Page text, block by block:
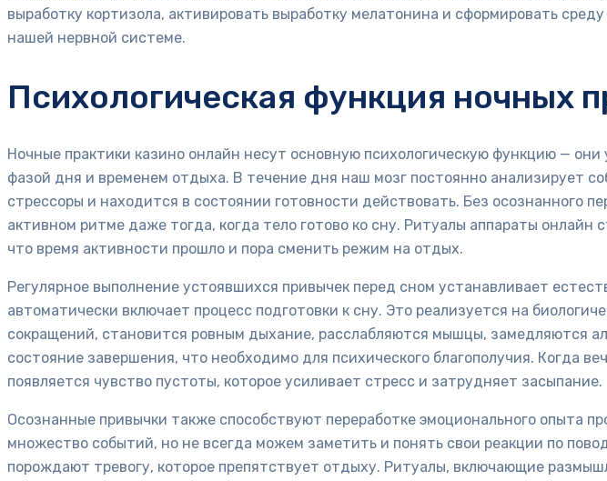
выработку кортизола, активировать выработку мелатонина и сформировать
нашей нервной системе.
Психологическая функция ночных
Ночные практики казино онлайн несут основную психологическую функцию —
фазой дня и временем отдыха. В течение дня наш мозг постоянно анализирует
стрессоры и находится в состоянии готовности действовать. Без осознанного
активном ритме даже тогда, когда тело готово ко сну. Ритуалы аппараты онлайн
что время активности прошло и пора сменить режим на отдых.
Регулярное выполнение устоявшихся привычек перед сном устанавливает
автоматически включает процесс подготовки к сну. Это реализуется на
сокращений, становится ровным дыхание, расслабляются мышцы, замедляются
состояние завершения, что необходимо для психического благополучия. Когда
появляется чувство пустоты, которое усиливает стресс и затрудняет засыпание.
Осознанные привычки также способствуют переработке эмоционального опыта
множество событий, но не всегда можем заметить и понять свои реакции по
порождают тревогу, которое препятствует отдыху. Ритуалы, включающие